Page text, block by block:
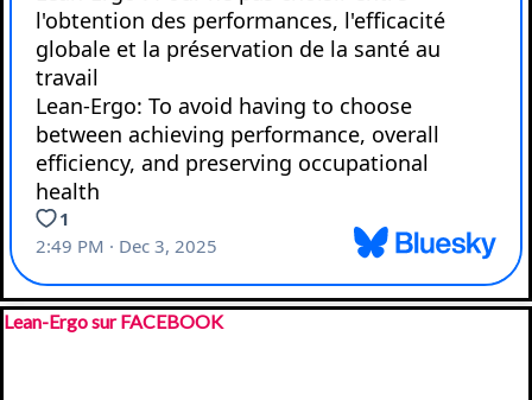
Sauter le bloc Lean-Ergo sur FACEBOOK
Lean-Ergo sur FACEBOOK